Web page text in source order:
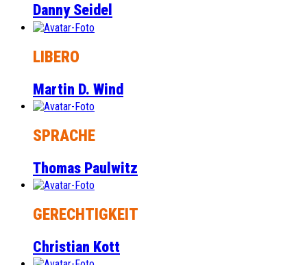
Danny Seidel
LIBERO
Martin D. Wind
SPRACHE
Thomas Paulwitz
GERECHTIGKEIT
Christian Kott